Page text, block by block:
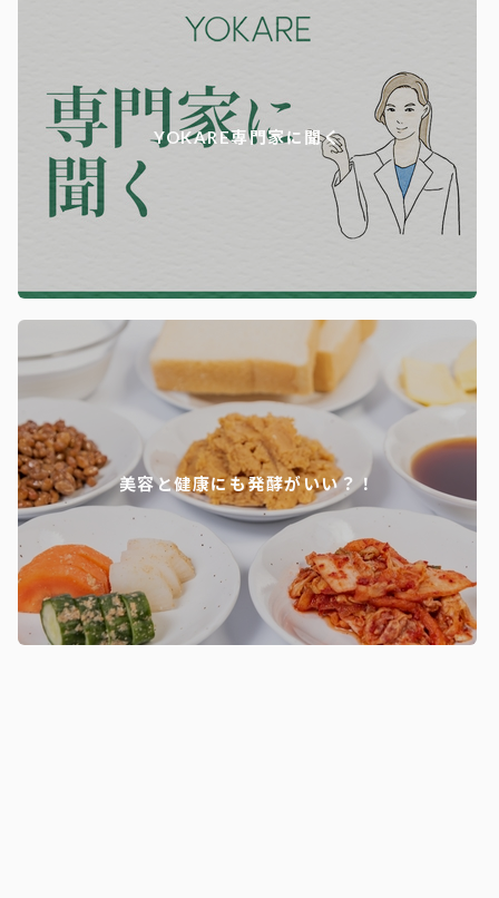
YOKARE専門家に聞く
美容と健康にも発酵がいい？！